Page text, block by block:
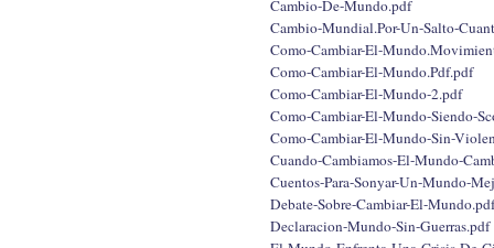
Cambio-De-Mundo.pdf
Cambio-Mundial.Por-Un-Salto-
Como-Cambiar-El-
Como-Cambiar-El-Mundo.Pdf.pdf
Como-Cambiar-El-Mundo-2.pdf
Como-Cambiar-El-Mundo-Siendo-
Como-Cambiar-El-Mundo-Sin-
Cuando-Cambiamos-El-Mundo-
Cuentos-Para-Sonyar-Un-Mundo-
Debate-Sobre-Cambiar-El-Mundo.pdf
Declaracion-Mundo-Sin-Guerras.pdf